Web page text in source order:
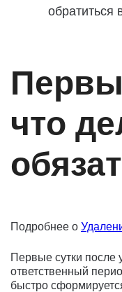
обратиться
что
Подробнее о
Первые сутки после
ответственный
быстро